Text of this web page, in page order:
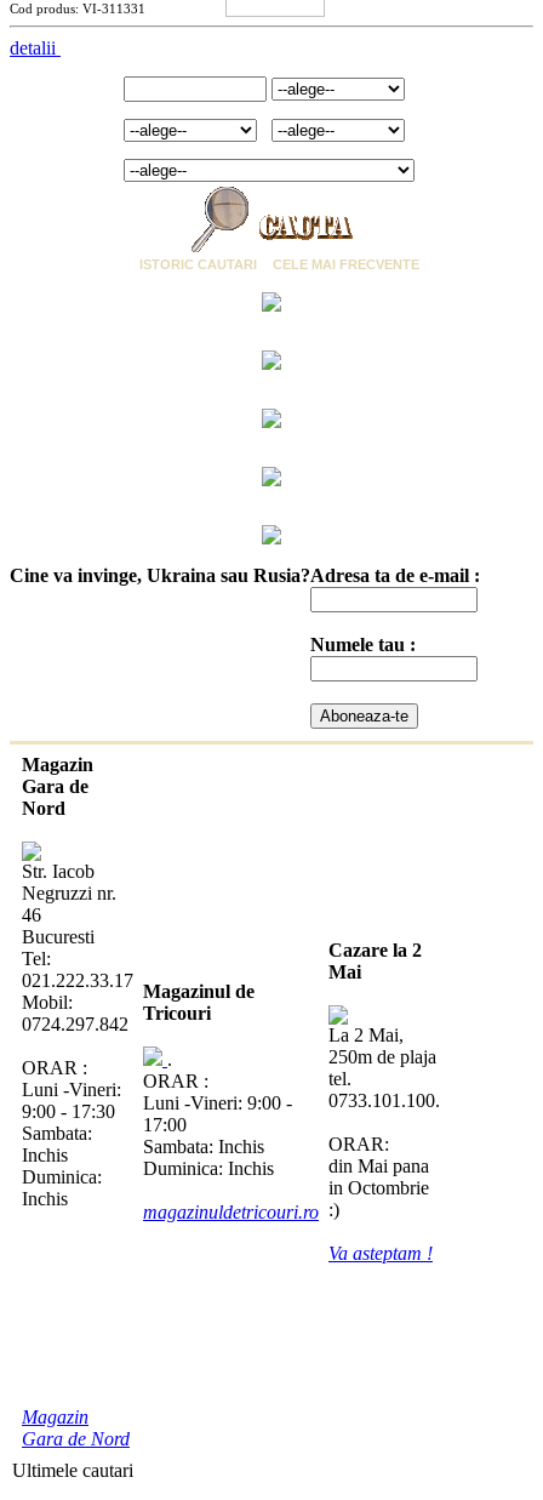
Cod produs: VI-311331
detalii
ISTORIC CAUTARI CELE MAI FRECVENTE
Cine va invinge, Ukraina sau Rusia?Adresa ta de e-mail :
Numele tau :
Magazin
Gara de
Nord
Str. Iacob
Negruzzi nr.
46
Bucuresti
Tel:
021.222.33.17
Mobil:
0724.297.842
ORAR :
Luni -Vineri:
9:00 - 17:30
Sambata:
Inchis
Duminica:
Inchis
Magazin
Gara de Nord
Magazinul de
Tricouri
.
ORAR :
Luni -Vineri: 9:00 -
17:00
Sambata: Inchis
Duminica: Inchis
magazinuldetricouri.ro
Cazare la 2
Mai
La 2 Mai,
250m de plaja
tel.
0733.101.100.
ORAR:
din Mai pana
in Octombrie
:)
Va asteptam !
Ultimele cautari